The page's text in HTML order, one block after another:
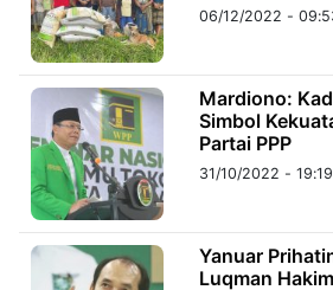
Kabarbaru.co
2026
PT.
Kabarbaru
Media
Holding
06/12/2022 -
Mardiono:
Simbol
Partai PPP
31/10/2022 - 19:19
Yanuar
Luqman